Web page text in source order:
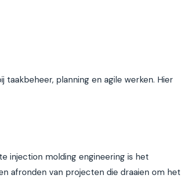
taakbeheer, planning en agile werken. Hier
injection molding engineering is het
afronden van projecten die draaien om het